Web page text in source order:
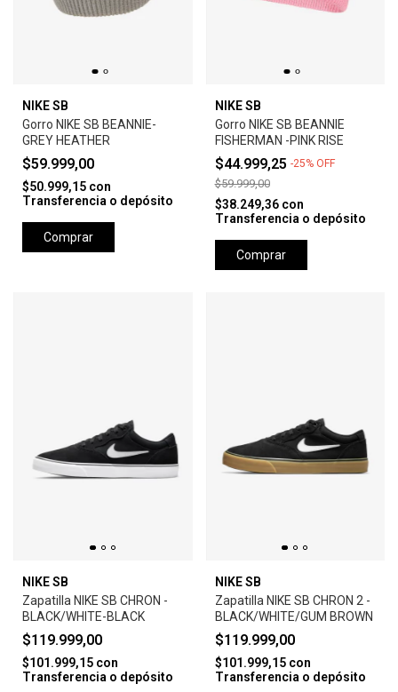
NIKE SB
Gorro NIKE SB BEANNIE-
GREY HEATHER
$59.999,00
$50.999,15 con
Transferencia o depósito
Comprar
NIKE SB
Gorro NIKE SB BEANNIE
FISHERMAN -PINK RISE
$44.999,25 -25% OFF
$59.999,00
$38.249,36 con
Transferencia o depósito
Comprar
NIKE SB
Zapatilla NIKE SB CHRON -
BLACK/WHITE-BLACK
$119.999,00
$101.999,15 con
Transferencia o depósito
NIKE SB
Zapatilla NIKE SB CHRON 2 -
BLACK/WHITE/GUM BROWN
$119.999,00
$101.999,15 con
Transferencia o depósito